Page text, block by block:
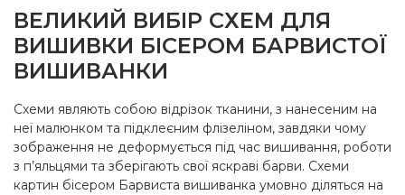
ВЕЛИКИЙ ВИБІР СХЕМ ДЛЯ
ВИШИВКИ БІСЕРОМ БАРВИСТОЇ
ВИШИВАНКИ
Схеми являють собою відрізок тканини, з нанесеним на
неї малюнком та підклеєним флізеліном, завдяки чому
зображення не деформується під час вишивання, роботи
з п’яльцями та зберігають свої яскраві барви. Схеми
картин бісером Барвиста вишиванка умовно діляться на